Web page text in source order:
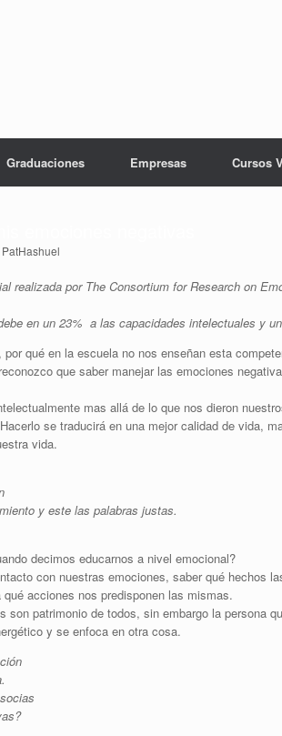
Graduaciones Empresas Cursos
PatHashuel
realizada por The Consortium for Research on
en un 23% a las capacidades intelectuales y
qué en la escuela no nos enseñan esta
que saber manejar las emociones
mas allá de lo que nos dieron
se traducirá en una mejor calidad de vida,
vida.
y este las palabras justas.
decimos educarnos a nivel emocional?
con nuestras emociones, saber qué hechos
acciones nos predisponen las mismas.
son patrimonio de todos, sin embargo la persona
y se enfoca en otra cosa.